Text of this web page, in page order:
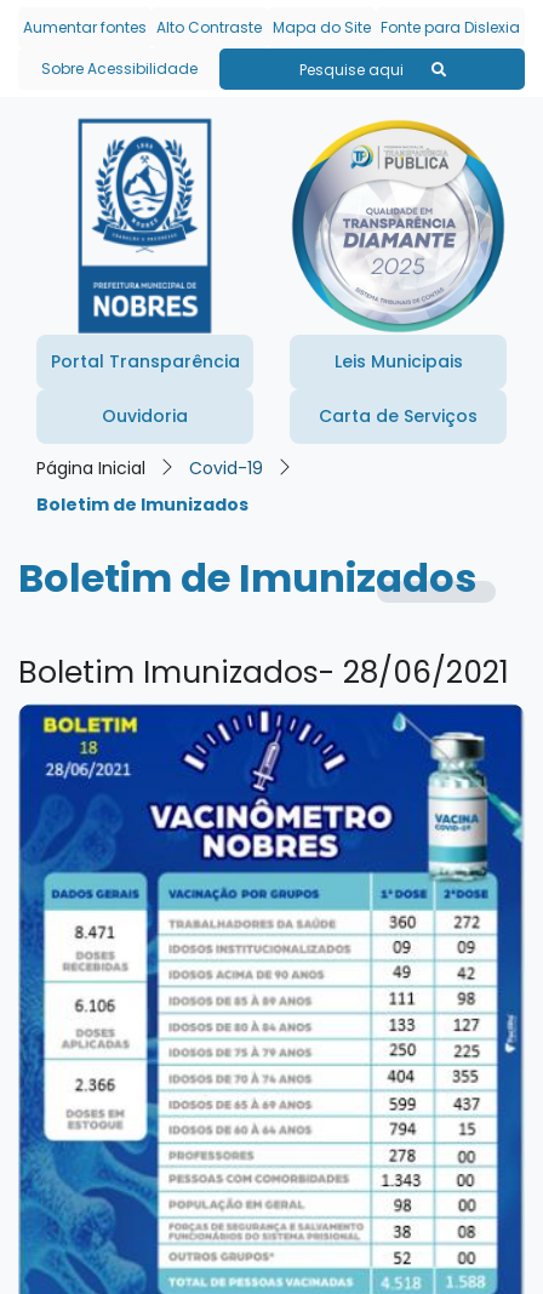
Seção de atalhos e
Ir para o conteúdo [alt+1]
Ir para o menu [alt+2]
Ir para a busca [alt+3]
Ir para o rodapé [alt+4]
Aumentar fontes Alto Contraste Mapa do Site Fonte para Dislexia
Sobre Acessibilidade
Pesquise aqui
Portal Transparência Leis Municipais
Ouvidoria Carta de Serviços
Página Inicial
Covid-19
Boletim de Imunizados
Boletim de Imunizados
Boletim Imunizados- 28/06/2021